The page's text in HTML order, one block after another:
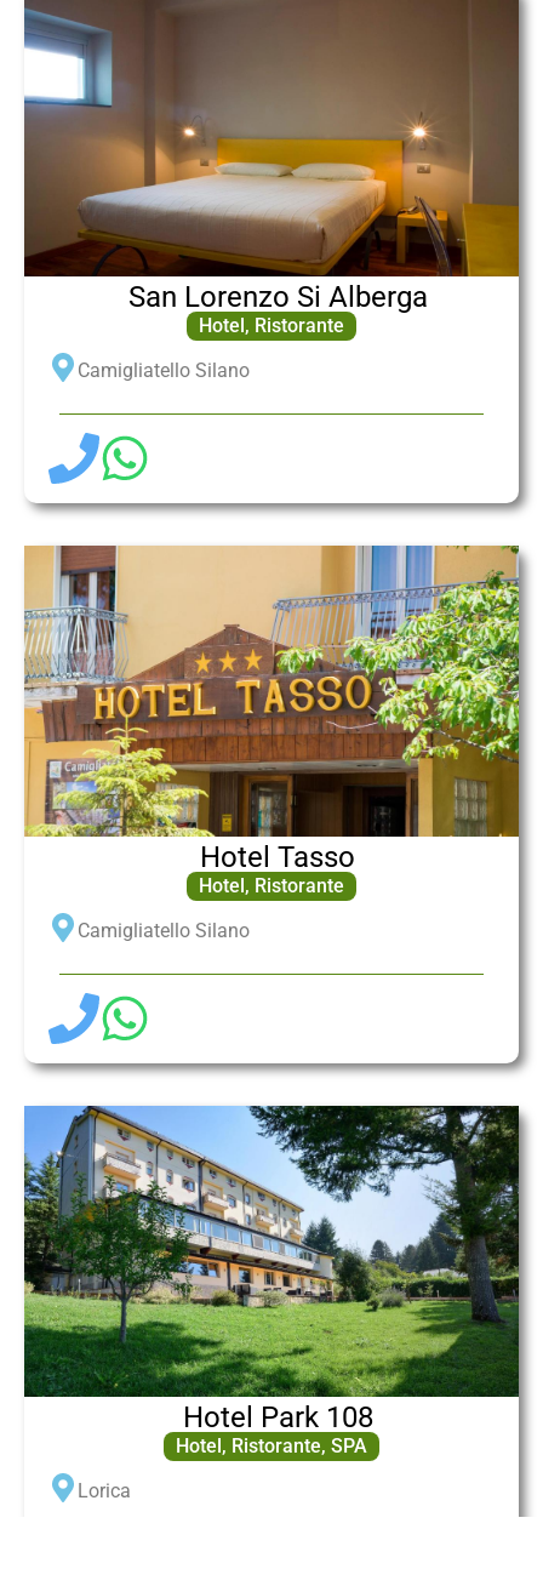
Hotel , Ristorante
Camigliatello Silano
San Lorenzo Si Alberga
Hotel , Ristorante
Camigliatello Silano
Hotel Tasso
Hotel , Ristorante, SPA
Lorica
Hotel Park 108